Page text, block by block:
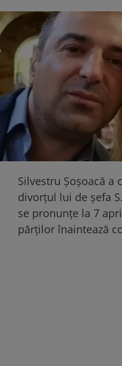
Silvestru Șoșoacă a
divorțul lui de șefa
se pronunțe la 7
părților înaintează